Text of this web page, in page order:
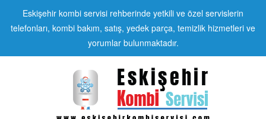
Eskişehir kombi servisi rehberinde yetkili ve özel servislerin
telefonları, kombi bakım, satış, yedek parça, temizlik hizmetleri ve
yorumlar bulunmaktadır.